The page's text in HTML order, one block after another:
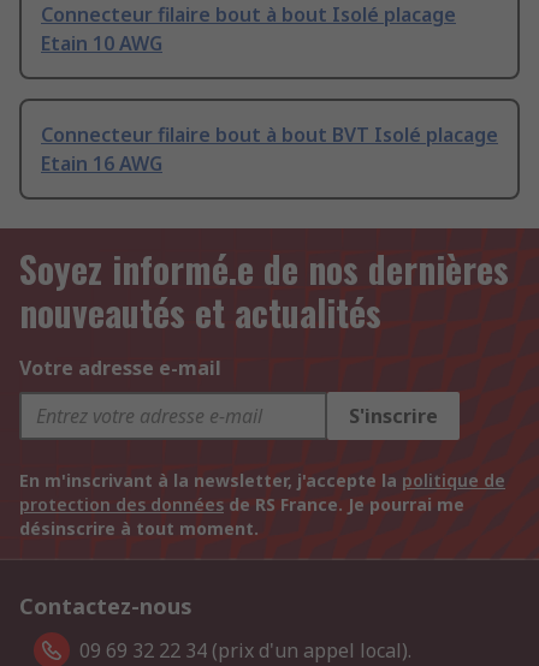
Connecteur filaire bout à bout Isolé placage
Etain 10 AWG
Connecteur filaire bout à bout BVT Isolé placage
Etain 16 AWG
Soyez informé.e de nos dernières
nouveautés et actualités
Votre adresse e-mail
S'inscrire
En m'inscrivant à la newsletter, j'accepte la politique de
protection des données de RS France. Je pourrai me
désinscrire à tout moment.
Contactez-nous
09 69 32 22 34 (prix d'un appel local).